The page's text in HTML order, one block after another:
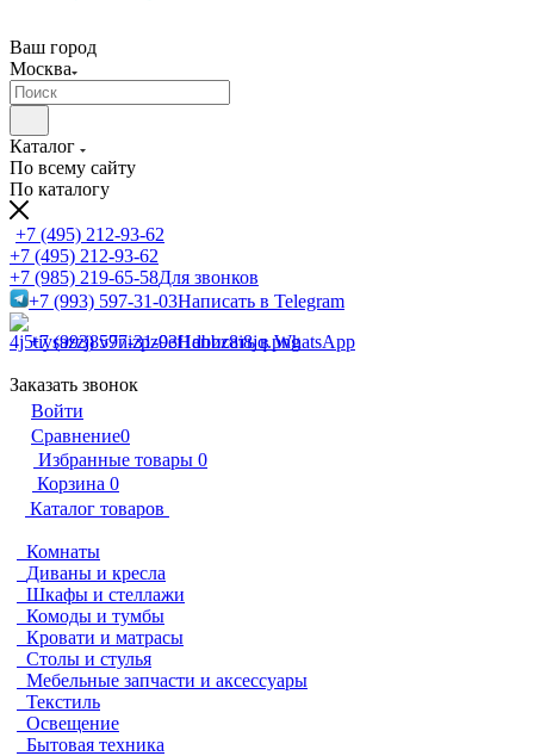
Ваш город
Москва
Каталог
По всему сайту
По каталогу
+7 (495) 212-93-62
+7 (495) 212-93-62
+7 (985) 219-65-58Для звонков
+7 (993) 597-31-03Написать в Telegram
+7 (993) 597-31-03Написать в WhatsApp
Заказать звонок
Войти
Сравнение0
Избранные товары 0
Корзина 0
Каталог товаров
Комнаты
Диваны и кресла
Шкафы и стеллажи
Комоды и тумбы
Кровати и матрасы
Столы и стулья
Мебельные запчасти и аксессуары
Текстиль
Освещение
Бытовая техника